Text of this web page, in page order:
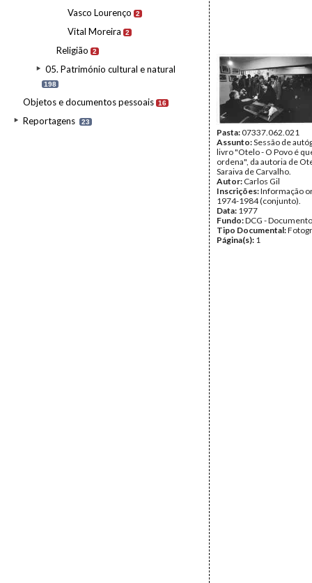
Vasco Lourenço 2
Vital Moreira 2
Religião 2
05. Património cultural e natural
198
Objetos e documentos pessoais 16
Reportagens 23
Pasta:07337.062.021
Assunto:Sessão de
livro "Otelo - O Povo é
ordena", da autoria de
Saraiva de Carvalho.
Autor: Carlos Gil
Inscrições:Informação
1974-1984 (conjunto).
Data: 1977
Fundo:DCG -
Tipo Documental:
Página(s): 1